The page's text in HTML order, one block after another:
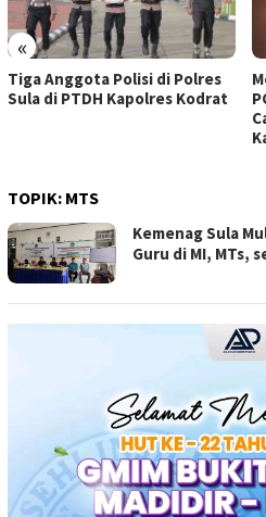
«
Tiga Anggota Polisi di Polres
Sula di PTDH Kapolres Kodrat
TOPIK: MTS
Kemenag Sula
Guru di MI, MTs,